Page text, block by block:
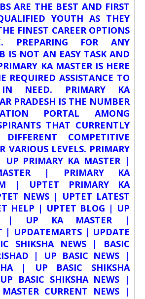
ARE THE BEST AND FIRST
YOUTH AS THEY
FINEST CAREER OPTIONS
PREPARING FOR ANY
IS NOT AN EASY TASK AND
KA MASTER IS HERE
REQUIRED ASSISTANCE TO
IN NEED. PRIMARY KA
PRADESH IS THE NUMBER
PORTAL AMONG
THAT CURRENTLY
COMPETITIVE
VARIOUS LEVELS. PRIMARY
UP PRIMARY KA MASTER |
| PRIMARY KA
| UPTET PRIMARY KA
NEWS | UPTET LATEST
HELP | UPTET BLOG | UP
| UP KA MASTER |
| UPDATEMARTS | UPDATE
SHIKSHA NEWS | BASIC
| UP BASIC NEWS |
| UP BASIC SHIKSHA
BASIC SHIKSHA NEWS |
CURRENT NEWS |